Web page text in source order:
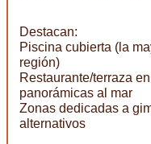
Destacan:
Piscina cubierta (la
región)
Restaurante/terraza
panorámicas al mar
Zonas dedicadas a
alternativos